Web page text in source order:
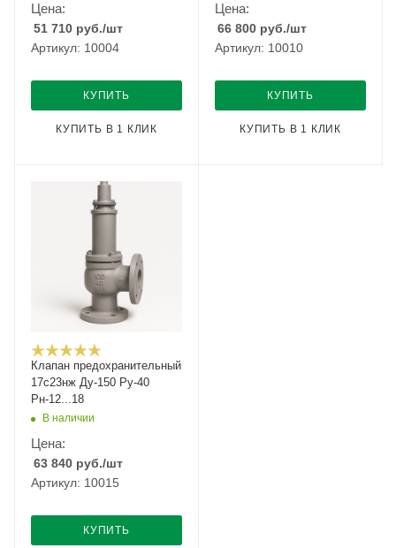
Цена:
51 710 руб./шт
Артикул: 10004
КУПИТЬ
КУПИТЬ В 1 КЛИК
Цена:
66 800 руб./шт
Артикул: 10010
КУПИТЬ
КУПИТЬ В 1 КЛИК
Клапан предохранительный
17с23нж Ду-150 Ру-40
Рн-12...18
В наличии
Цена:
63 840 руб./шт
Артикул: 10015
КУПИТЬ